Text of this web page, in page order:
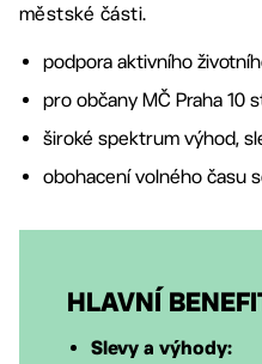
městské části.
podpora aktivního
pro občany MČ Praha 10
široké spektrum výhod,
obohacení volného času
HLAVNÍ
Slevy a výhody: